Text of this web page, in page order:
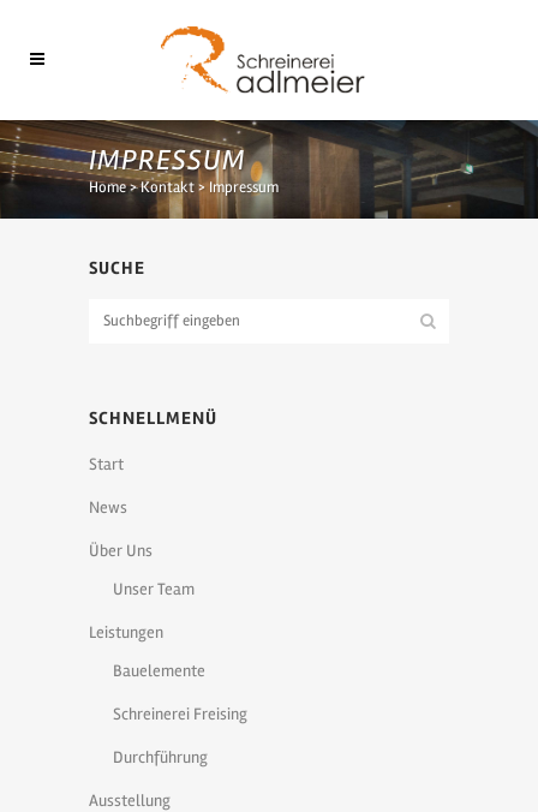
IMPRESSUM
Home>Kontakt>Impressum
SUCHE
SCHNELLMENÜ
Start
News
Über Uns
Unser Team
Leistungen
Bauelemente
Schreinerei Freising
Durchführung
Ausstellung